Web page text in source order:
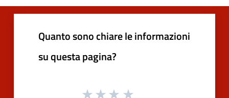
Quanto sono chiare le informazioni
su questa pagina?